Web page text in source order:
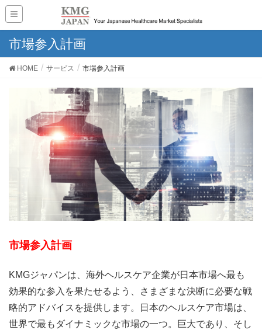
市場参入計画
HOME サービス 市場参入計画
市場参入計画
KMGジャパンは、海外ヘルスケア企業が日本市場へ最も
効果的な参入を果たせるよう、さまざまな決断に必要な戦
略的アドバイスを提供します。日本のヘルスケア市場は、
世界で最もダイナミックな市場の一つ。巨大であり、そし